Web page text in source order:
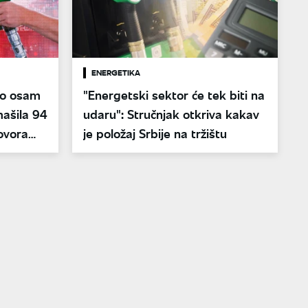
osam
94
ENERGETIKA
"Energetski sektor će tek biti na
udaru": Stručnjak otkriva kakav
je položaj Srbije na tržištu